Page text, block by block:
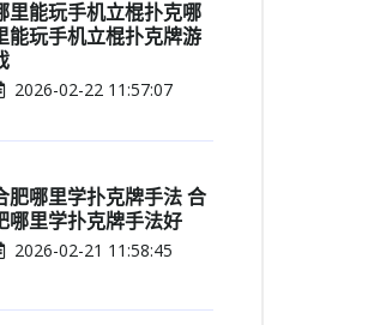
里能玩手机立棍扑克哪
能玩手机立棍扑克牌游
2026-02-22 11:57:07
肥哪里学扑克牌手法 合
哪里学扑克牌手法好
2026-02-21 11:58:45